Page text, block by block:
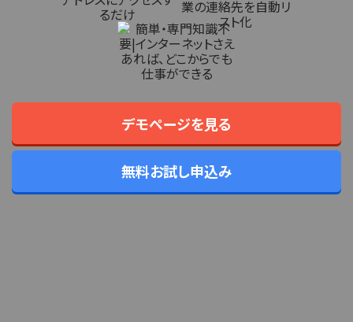
デモページを見る
無料お試し申込み